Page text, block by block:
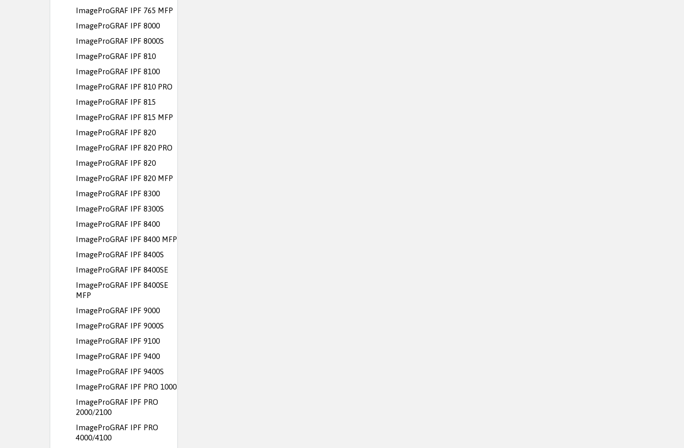
ImageProGRAF IPF 765 MFP
ImageProGRAF IPF 8000
ImageProGRAF IPF 8000S
ImageProGRAF IPF 810
ImageProGRAF IPF 8100
ImageProGRAF IPF 810 PRO
ImageProGRAF IPF 815
ImageProGRAF IPF 815 MFP
ImageProGRAF IPF 820
ImageProGRAF IPF 820 PRO
ImageProGRAF IPF 820
ImageProGRAF IPF 820 MFP
ImageProGRAF IPF 8300
ImageProGRAF IPF 8300S
ImageProGRAF IPF 8400
ImageProGRAF IPF 8400 MFP
ImageProGRAF IPF 8400S
ImageProGRAF IPF 8400SE
ImageProGRAF IPF 8400SE
MFP
ImageProGRAF IPF 9000
ImageProGRAF IPF 9000S
ImageProGRAF IPF 9100
ImageProGRAF IPF 9400
ImageProGRAF IPF 9400S
ImageProGRAF IPF PRO 1000
ImageProGRAF IPF PRO
2000/2100
ImageProGRAF IPF PRO
4000/4100